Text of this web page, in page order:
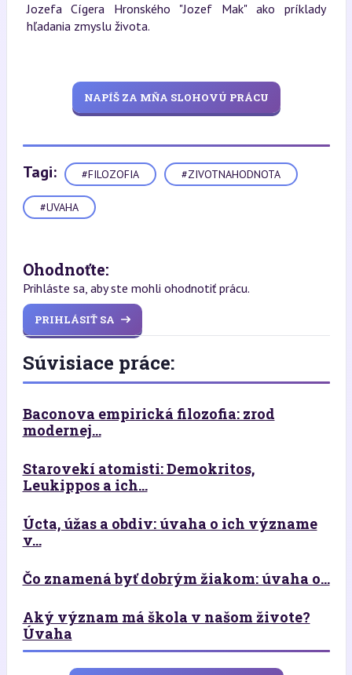
Jozefa Cígera Hronského "Jozef Mak" ako príklady
hľadania zmyslu života.
NAPÍŠ ZA MŇA SLOHOVÚ PRÁCU
Tagi: #FILOZOFIA #ZIVOTNAHODNOTA
#UVAHA
Ohodnoťte:
Prihláste sa, aby ste mohli ohodnotiť prácu.
PRIHLÁSIŤ SA
Súvisiace práce:
Baconova empirická filozofia: zrod
modernej...
Starovekí atomisti: Demokritos,
Leukippos a ich...
Úcta, úžas a obdiv: úvaha o ich význame
v...
Čo znamená byť dobrým žiakom: úvaha o...
Aký význam má škola v našom živote?
Úvaha